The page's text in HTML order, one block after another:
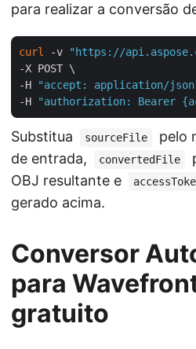
para realizar a conversão
curl -v
"https://
-X POST \
-H
"accept: application/
-H
"authorization: Bearer
Substitua sourceFile
pelo
de entrada,
convertedFile
OBJ resultante e
gerado acima.
Conversor
para
gratuito